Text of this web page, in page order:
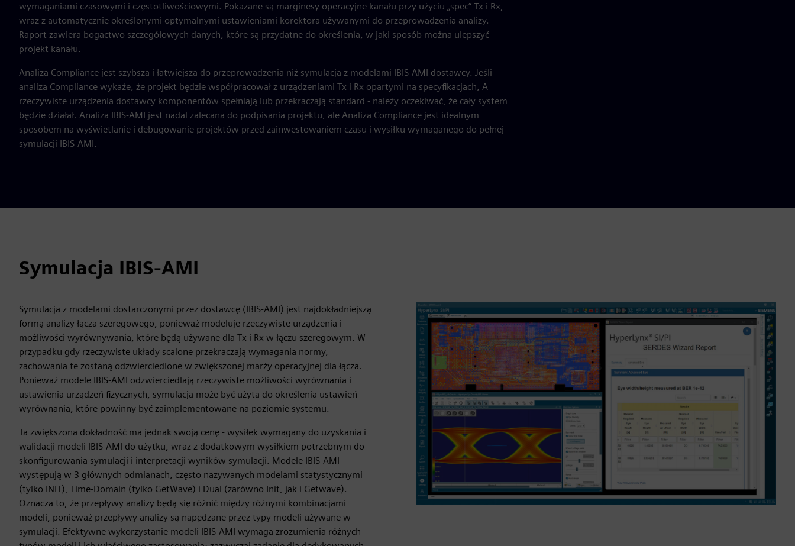
wymaganiami czasowymi i częstotliwościowymi. Pokazane są marginesy operacyjne kanału przy użyciu „spec” Tx i Rx,
wraz z automatycznie określonymi optymalnymi ustawieniami korektora używanymi do przeprowadzenia analizy.
Raport zawiera bogactwo szczegółowych danych, które są przydatne do określenia, w jaki sposób można ulepszyć
projekt kanału.
Analiza Compliance jest szybsza i łatwiejsza do przeprowadzenia niż symulacja z modelami IBIS-AMI dostawcy. Jeśli
analiza Compliance wykaże, że projekt będzie współpracował z urządzeniami Tx i Rx opartymi na specyfikacjach, A
rzeczywiste urządzenia dostawcy komponentów spełniają lub przekraczają standard - należy oczekiwać, że cały system
będzie działał. Analiza IBIS-AMI jest nadal zalecana do podpisania projektu, ale Analiza Compliance jest idealnym
sposobem na wyświetlanie i debugowanie projektów przed zainwestowaniem czasu i wysiłku wymaganego do pełnej
symulacji IBIS-AMI.
Symulacja IBIS-AMI
Symulacja z modelami dostarczonymi przez dostawcę (IBIS-AMI) jest najdokładniejszą
formą analizy łącza szeregowego, ponieważ modeluje rzeczywiste urządzenia i
możliwości wyrównywania, które będą używane dla Tx i Rx w łączu szeregowym. W
przypadku gdy rzeczywiste układy scalone przekraczają wymagania normy,
zachowania te zostaną odzwierciedlone w zwiększonej marży operacyjnej dla łącza.
Ponieważ modele IBIS-AMI odzwierciedlają rzeczywiste możliwości wyrównania i
ustawienia urządzeń fizycznych, symulacja może być użyta do określenia ustawień
wyrównania, które powinny być zaimplementowane na poziomie systemu.
Ta zwiększona dokładność ma jednak swoją cenę - wysiłek wymagany do uzyskania i
walidacji modeli IBIS-AMI do użytku, wraz z dodatkowym wysiłkiem potrzebnym do
skonfigurowania symulacji i interpretacji wyników symulacji. Modele IBIS-AMI
występują w 3 głównych odmianach, często nazywanych modelami statystycznymi
(tylko INIT), Time-Domain (tylko GetWave) i Dual (zarówno Init, jak i Getwave).
Oznacza to, że przepływy analizy będą się różnić między różnymi kombinacjami
modeli, ponieważ przepływy analizy są napędzane przez typy modeli używane w
symulacji. Efektywne wykorzystanie modeli IBIS-AMI wymaga zrozumienia różnych